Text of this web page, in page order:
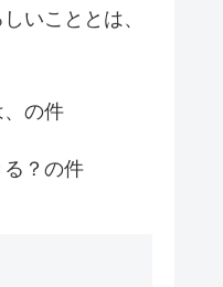
いこととは、
の件
る？の件